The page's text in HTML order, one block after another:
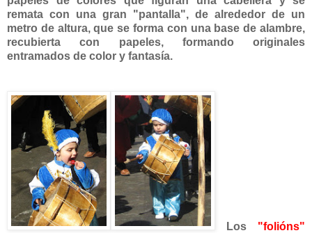
remata con una gran "pantalla", de alrededor de un
metro de altura, que se forma con una base de alambre,
recubierta con papeles, formando originales
entramados de color y fantasía.
Los "folións"